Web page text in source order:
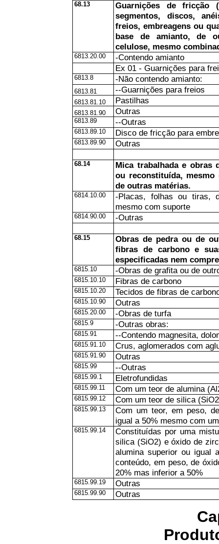
68.13
Guarnições de fricção
segmentos, discos,
freios, embreagens ou
base de amianto, de
celulose, mesmo
6813.20.00
-Contendo amianto
Ex 01 - Guarnições para
6813.8 -Não contendo amianto:
6813.81 --Guarnições para freios
6813.81.10 Pastilhas
6813.81.90 Outras
6813.89 --Outras
6813.89.10 Disco de fricção para
6813.89.90 Outras
68.14
Mica trabalhada e obras
ou reconstituída,
de outras matérias.
6814.10.00
-Placas, folhas ou tiras,
mesmo com suporte
6814.90.00 -Outras
68.15
Obras de pedra ou de
fibras de carbono e
especificadas nem
6815.10 -Obras de grafita ou de
6815.10.10 Fibras de carbono
6815.10.20 Tecidos de fibras de
6815.10.90 Outras
6815.20.00 -Obras de turfa
6815.9 -Outras obras:
6815.91 --Contendo magnesita,
6815.91.10 Crus, aglomerados com
6815.91.90 Outras
6815.99 --Outras
6815.99.1 Eletrofundidas
6815.99.11 Com um teor de alumina
6815.99.12 Com um teor de silica
6815.99.13
Com um teor, em peso,
igual a 50% mesmo com
6815.99.14
Constituídas por uma
silica (SiO2) e óxido de
alumina superior ou igual
conteúdo, em peso, de
20% mas inferior a 50%
6815.99.19 Outras
6815.99.90 Outras